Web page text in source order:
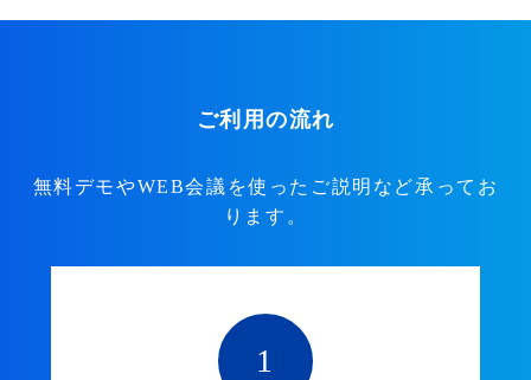
ご利用の流れ
無料デモやWEB会議を使ったご説明など承ってお
ります。
1